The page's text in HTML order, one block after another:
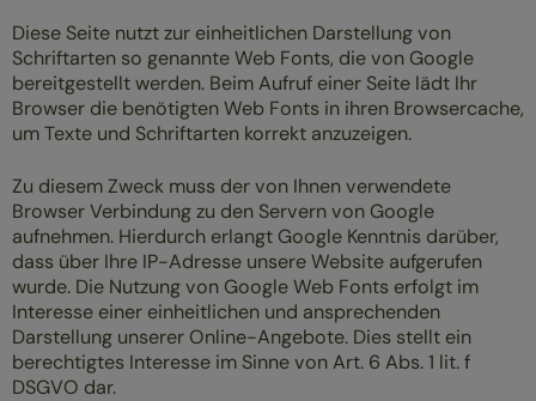
Diese Seite nutzt zur einheitlichen Darstellung von
Schriftarten so genannte Web Fonts, die von Google
bereitgestellt werden. Beim Aufruf einer Seite lädt Ihr
Browser die benötigten Web Fonts in ihren Browsercache,
um Texte und Schriftarten korrekt anzuzeigen.
Zu diesem Zweck muss der von Ihnen verwendete
Browser Verbindung zu den Servern von Google
aufnehmen. Hierdurch erlangt Google Kenntnis darüber,
dass über Ihre IP-Adresse unsere Website aufgerufen
wurde. Die Nutzung von Google Web Fonts erfolgt im
Interesse einer einheitlichen und ansprechenden
Darstellung unserer Online-Angebote. Dies stellt ein
berechtigtes Interesse im Sinne von Art. 6 Abs. 1 lit. f
DSGVO dar.